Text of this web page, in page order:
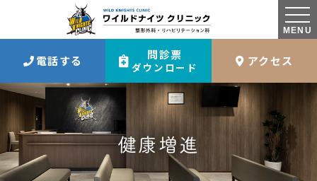
MENU
電話する 問診票
ダウンロード アクセス
健康増進